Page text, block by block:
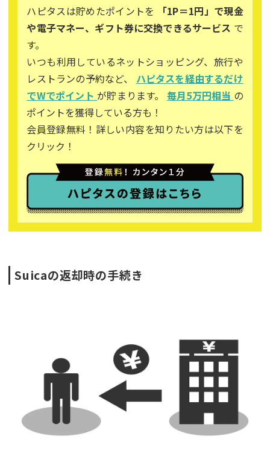
ハピタスは貯めたポイントを
「1P＝1円」で現金
や電子マネー、ギフト券に交換できるサービス で
す。
いつも利用しているネットショッピング、旅行や
レストランの予約など、 ハピタスを経由するだけ
でWでポイントが貯まります。 毎月5万円相当 の
ポイントを獲得している方も！
会員登録無料！詳しい内容を知りたい方は以下を
クリック！
Suicaの返却時の手続き